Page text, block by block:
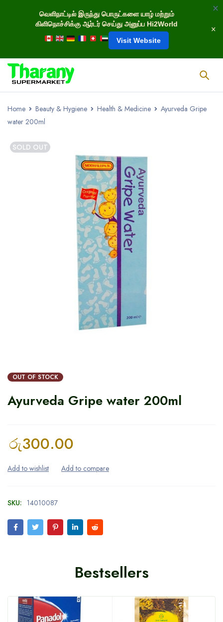
வெளிநாட்டில் இருந்து பொருட்களை யாழ் மற்றும்
கிளிநொச்சிக்கு ஆர்டர் செய்து அனுப்ப Hi2World
Visit Website
Home Beauty & Hygiene Health & Medicine
Ayurveda Gripe
water 200ml
SOLD OUT
OUT OF STOCK
Ayurveda Gripe water 200ml
රු300.00
SKU: 14010087
Bestsellers